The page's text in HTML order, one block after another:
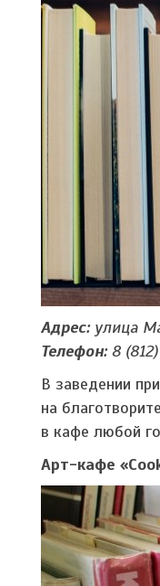
Адрес:улица
Телефон:8
В заведении
на
в кафе любой
Арт-кафе